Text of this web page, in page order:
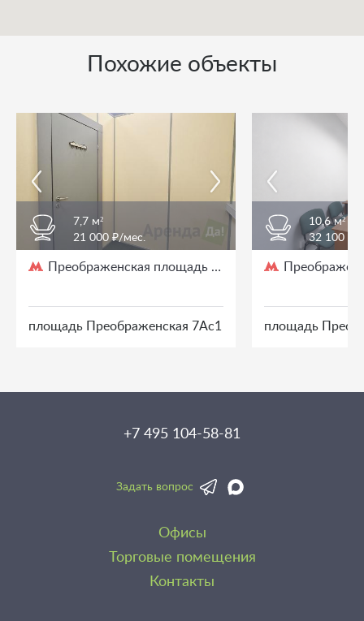
Похожие объекты
7,7 м²
21 000 ₽/мес.
Преображенская площадь / 3 мин. пешком
площадь Преображенская 7Ас1
10,6 м²
32 100 ₽/
площадь
+7 495 104-58-81
Задать вопрос
Офисы
Торговые помещения
Контакты